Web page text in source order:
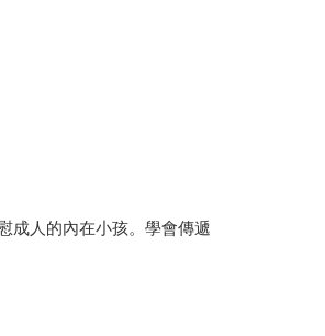
成人的內在小孩。學會傳遞